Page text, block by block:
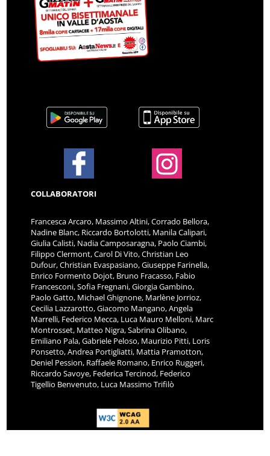
COLLABORATORI
Francesca Arcaro, Massimo Altini, Corrado Bellora,
Nadine Blanc, Riccardo Bortolotti, Manila Calipari,
Giulia Calisti, Nadia Camposaragna, Paolo Ciambi,
Filippo Clermont, Carol Di Vito, Christian Leo
Dufour, Christian Evaspasiano, Giuseppe Farinella,
Enrico Formento Dojot, Bruno Fracasso, Fabio
Francesconi, Sofia Fregnani, Giorgia Gambino,
Paolo Gatto, Michael Ghignone, Marlène Jorrioz,
Cecilia Lazzarotto, Giacomo Mangano, Angela
Marrelli, Federico Mecca, Luca Mauro Melloni, Marc
Montrosset, Matteo Nigra, Sabrina Olibano,
Emiliano Pala, Gabriele Peloso, Maurizio Pitti, Loris
Ponsetto, Andrea Portigliatti, Mattia Pramotton,
Deniel Pession, Raffaele Romano, Enrico Ruggeri,
Riccardo Savoye, Federica Tercinod, Federico
Tigellio Benvenuto, Luca Massimo Trifilò